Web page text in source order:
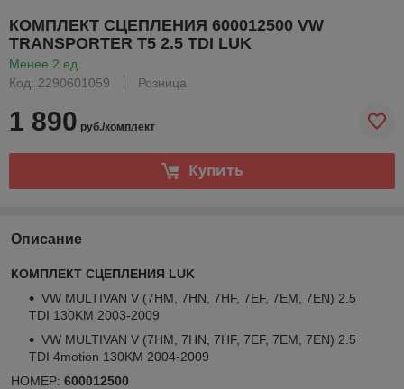
КОМПЛЕКТ СЦЕПЛЕНИЯ 600012500 VW
TRANSPORTER T5 2.5 TDI LUK
Менее 2 ед.
Код: 2290601059
Розница
1 890 руб./комплект
Купить
Описание
КОМПЛЕКТ СЦЕПЛЕНИЯ LUK
VW MULTIVAN V (7HM, 7HN, 7HF, 7EF, 7EM, 7EN) 2.5
TDI 130KM 2003-2009
VW MULTIVAN V (7HM, 7HN, 7HF, 7EF, 7EM, 7EN) 2.5
TDI 4motion 130KM 2004-2009
НОМЕР: 600012500